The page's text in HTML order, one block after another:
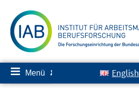
zum
Inhalt
≡ Menü ✘ English